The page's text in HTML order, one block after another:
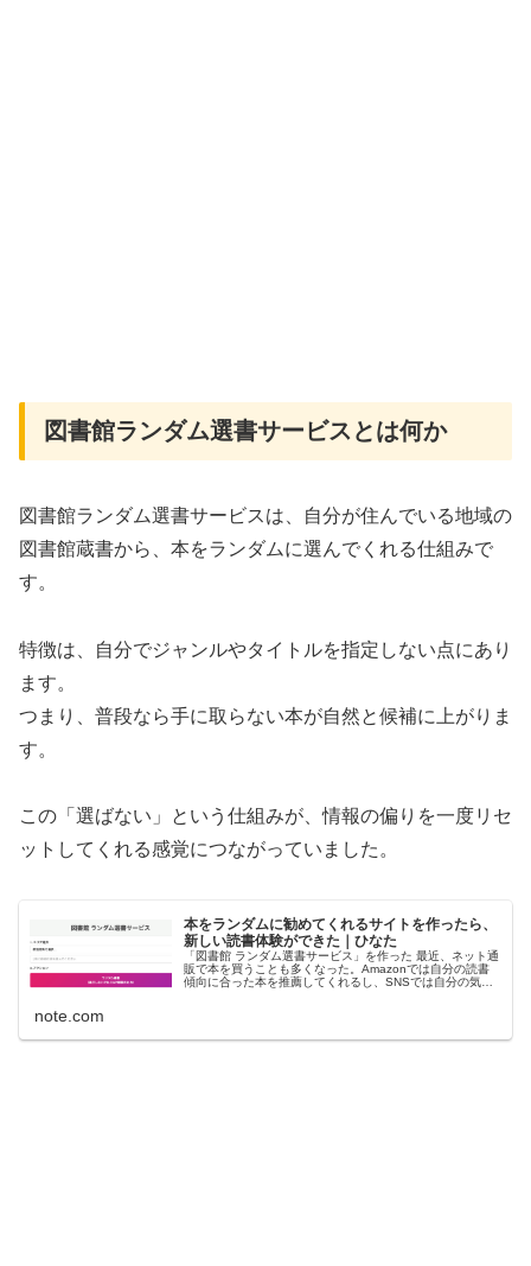
図書館ランダム選書サービスとは何か
図書館ランダム選書サービスは、自分が住んでいる地域の
図書館蔵書から、本をランダムに選んでくれる仕組みで
す。
特徴は、自分でジャンルやタイトルを指定しない点にあり
ます。
つまり、普段なら手に取らない本が自然と候補に上がりま
す。
この「選ばない」という仕組みが、情報の偏りを一度リセ
ットしてくれる感覚につながっていました。
本をランダムに勧めてくれるサイトを作ったら、
新しい読書体験ができた｜ひなた
「図書館 ランダム選書サービス」を作った 最近、ネット通
販で本を買うことも多くなった。Amazonでは自分の読書
傾向に合った本を推薦してくれるし、SNSでは自分の気が
note.com